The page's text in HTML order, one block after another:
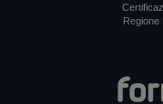
Regione